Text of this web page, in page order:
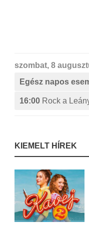
szombat, 8
Egész napos
16:00 Rock a
KIEMELT HÍREK